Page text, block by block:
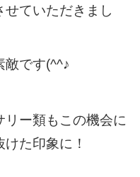
ていただきまし
敵です(^^♪
ー類もこの機会に
た印象に！